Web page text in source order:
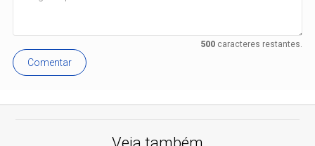
500caracteres restantes.
Comentar